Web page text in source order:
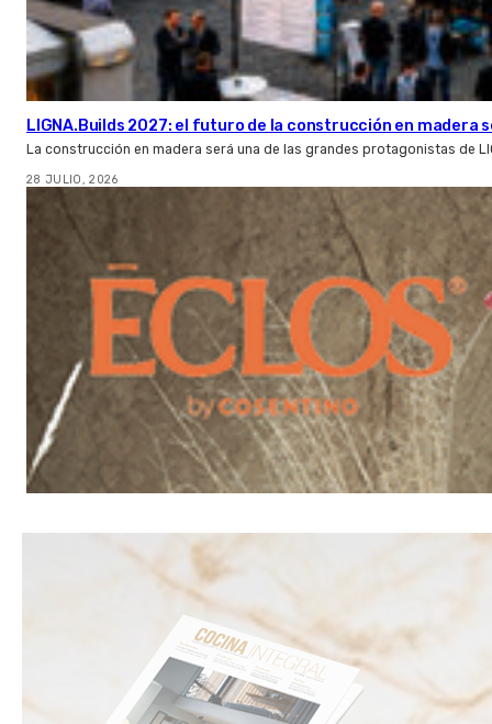
LIGNA.Builds 2027: el futuro de la construcción en madera
La construcción en madera será una de las grandes protagonistas de
28 JULIO, 2026